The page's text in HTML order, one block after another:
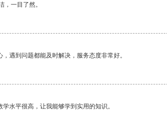
，一目了然。
遇到问题都能及时解决，服务态度非常好。
水平很高，让我能够学到实用的知识。